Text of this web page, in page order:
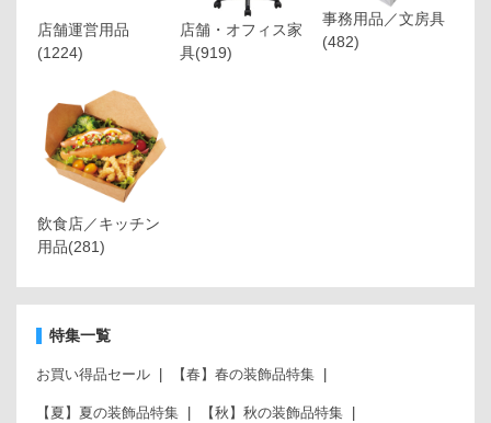
店舗運営用品
(1224)
店舗・オフィス家
具(919)
事務用品／文房具
(482)
飲食店／キッチン
用品(281)
特集一覧
お買い得品セール 【春】春の装飾品特集
【夏】夏の装飾品特集 【秋】秋の装飾品特集